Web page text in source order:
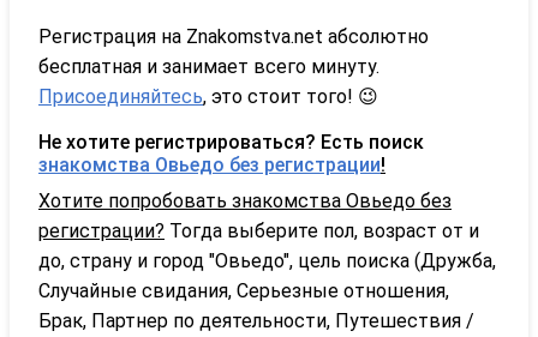
Регистрация на Znakomstva.net абсолютно
бесплатная и занимает всего минуту.
Присоединяйтесь, это стоит того! 😉
Не хотите регистрироваться? Есть поиск
знакомства Овьедо без регистрации!
Хотите попробовать знакомства Овьедо без
регистрации? Тогда выберите пол, возраст от и
до, страну и город "Овьедо", цель поиска (Дружба,
Случайные свидания, Серьезные отношения,
Брак, Партнер по деятельности, Путешествия /